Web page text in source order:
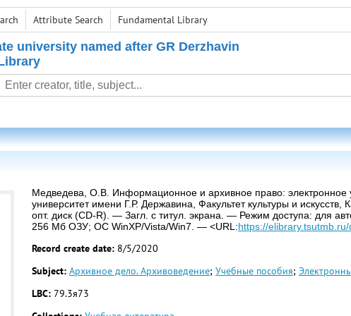
Attribute Search Fundamental Library
university named after GR Derzhavin
Медведева, О.В. Информационное и архивное право:
университет имени Г.Р. Державина, Факультет культуры и
опт. диск (CD-R). — Загл. с титул. экрана. — Режим доступа: для
256 Мб ОЗУ; ОС WinXP/Vista/Win7. — <URL:https://
Record create date: 8/5/2020
Subject: Архивное дело. Архивоведение; Учебные пособия;
LBC: 79.3я73